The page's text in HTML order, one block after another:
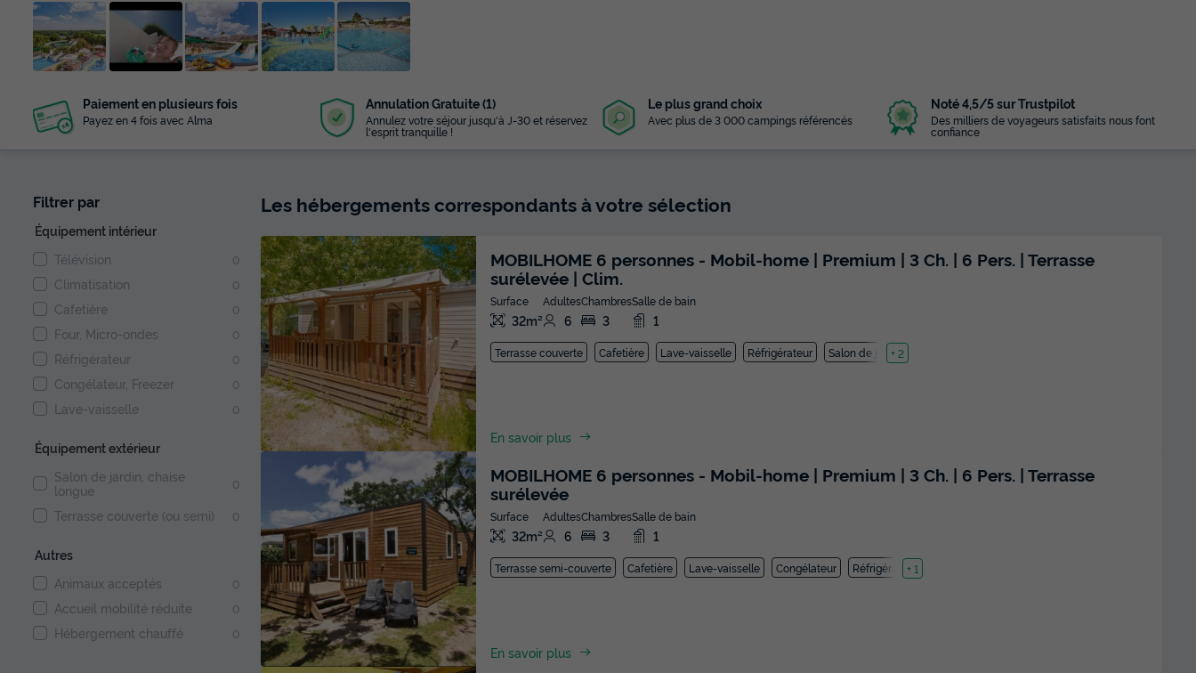
+ 25
photos
Paiement en plusieurs fois
Payez en 4 fois avec Alma
Annulation Gratuite (1)
Annulez votre séjour jusqu'à J-30 et réservez
l'esprit tranquille !
Le plus grand choix
Avec plus de 3 000 campings référencés
Noté 4,5/5 sur Trustpilot
Des milliers de voyageurs satisfaits nous font
confiance
Filtrer par
Équipement intérieur
Télévision
0
Climatisation 0
Cafetière 0
Four, Micro-ondes 0
Réfrigérateur 0
Congélateur, Freezer 0
Lave-vaisselle 0
Équipement extérieur
Salon de jardin, chaise
longue
0
Terrasse couverte (ou semi) 0
Autres
Animaux acceptés
0
Accueil mobilité réduite 0
Hébergement chauffé 0
Les hébergements correspondants à votre sélection
MOBILHOME 6 personnes - Mobil-home | Premium | 3 Ch. | 6 Pers. | Terrasse
surélevée | Clim.
Surface
32m²
Adultes
6
Chambres
3
Salle de bain
1
Terrasse couverte Cafetière Lave-vaisselle Réfrigérateur Salon de jardin
+ 2
En savoir plus
MOBILHOME 6 personnes - Mobil-home | Premium | 3 Ch. | 6 Pers. | Terrasse
surélevée
Surface
32m²
Adultes
6
Chambres
3
Salle de bain
1
Terrasse semi-couverte Cafetière Lave-vaisselle Congélateur Réfrigérateur
+ 1
En savoir plus